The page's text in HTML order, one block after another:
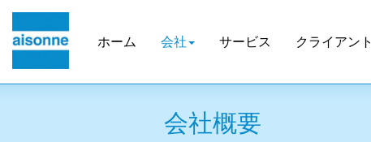
ホーム 会社 サービス クライアント
会社概要